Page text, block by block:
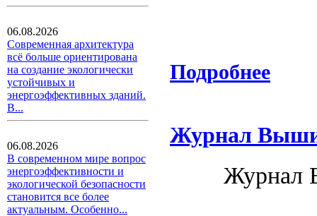
06.08.2026
Современная архитектура
всё больше ориентирована
на создание экологически
устойчивых и
энергоэффективных зданий.
В...
06.08.2026
В современном мире вопрос
энергоэффективности и
экологической безопасности
становится все более
актуальным. Особенно...
Подробнее
Журнал
Журнал